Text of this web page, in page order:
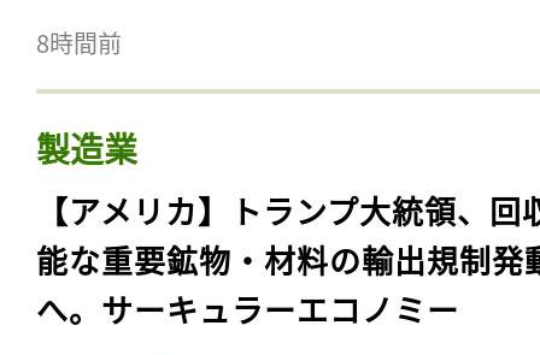
8時間前
製造業
【アメリカ】トランプ大統領、回
能な重要鉱物・材料の輸出規制発
へ。サーキュラーエコノミー